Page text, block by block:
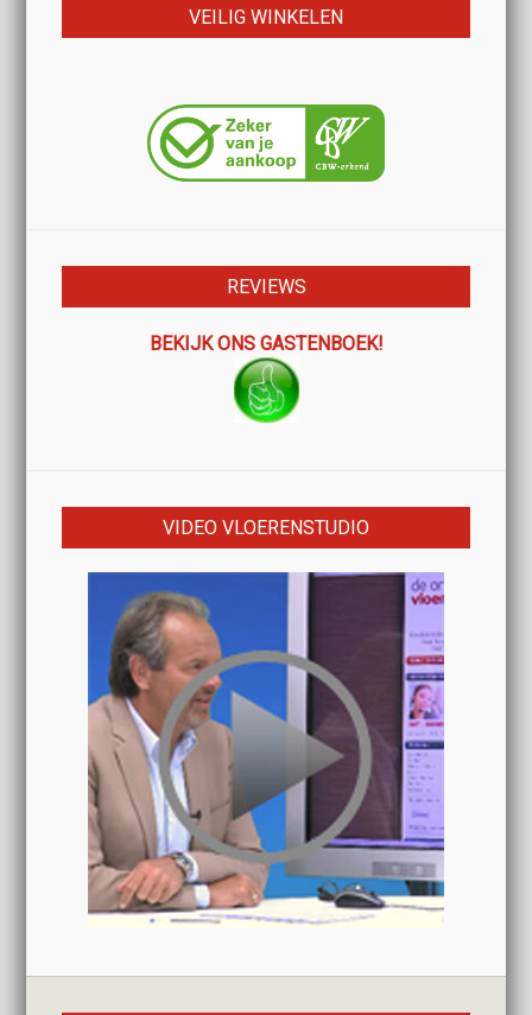
VEILIG WINKELEN
REVIEWS
BEKIJK ONS GASTENBOEK!
VIDEO VLOERENSTUDIO